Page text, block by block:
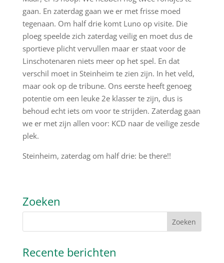
gaan. En zaterdag gaan we er met frisse moed
tegenaan. Om half drie komt Luno op visite. Die
ploeg speelde zich zaterdag veilig en moet dus de
sportieve plicht vervullen maar er staat voor de
Linschotenaren niets meer op het spel. En dat
verschil moet in Steinheim te zien zijn. In het veld,
maar ook op de tribune. Ons eerste heeft genoeg
potentie om een leuke 2e klasser te zijn, dus is
behoud echt iets om voor te strijden. Zaterdag gaan
we er met zijn allen voor: KCD naar de veilige zesde
plek.
Steinheim, zaterdag om half drie: be there!!
Zoeken
Recente berichten